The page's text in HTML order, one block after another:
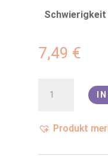
Schwierigkeit
7,49 €
Produkt